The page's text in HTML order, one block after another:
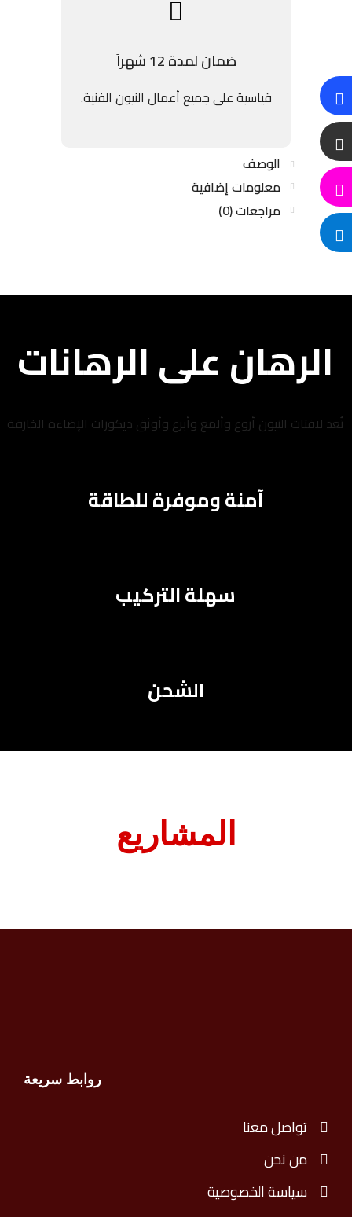
ضمان لمدة 12 شهراً
قياسية على جميع أعمال النيون الفنية.
الوصف
معلومات إضافية
مراجعات (0)
الرهان على الرهانات
تُعد لافتات النيون أروع وألمع وأبرع وأوثق ديكورات الإضاءة الخارقة
آمنة وموفرة للطاقة
سهلة التركيب
الشحن
المشاريع
روابط سريعة
تواصل معنا
من نحن
سياسة الخصوصية